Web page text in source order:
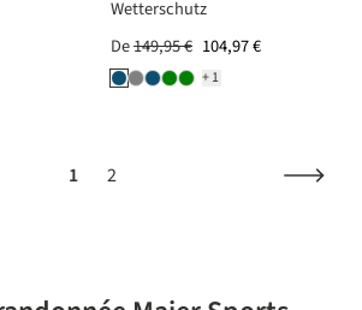
+1
Wetterschutz
De149,95 € 104,97 €
Page
1 Page
2